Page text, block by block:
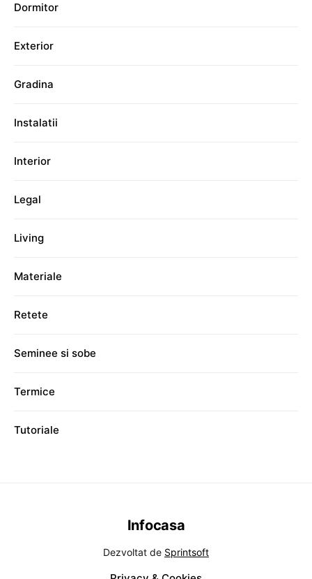
Dormitor
Exterior
Gradina
Instalatii
Interior
Legal
Living
Materiale
Retete
Seminee si sobe
Termice
Tutoriale
Infocasa
Dezvoltat de Sprintsoft